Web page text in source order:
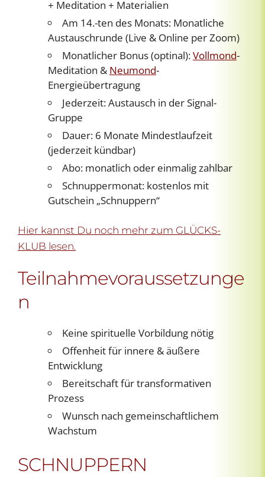
+ Meditation + Materialien
Am 14.-ten des Monats: Monatliche
Austauschrunde (Live & Online per Zoom)
Monatlicher Bonus (optinal):Vollmond-
Meditation & Neumond-
Energieübertragung
Jederzeit: Austausch in der Signal-
Gruppe
Dauer: 6 Monate Mindestlaufzeit
(jederzeit kündbar)
Abo: monatlich oder einmalig zahlbar
Schnuppermonat: kostenlos mit
Gutschein „Schnuppern“
Hier kannst Du noch mehr zum GLÜCKS-
KLUB lesen.
Teilnahmevoraussetzunge
n
Keine spirituelle Vorbildung nötig
Offenheit für innere & äußere
Entwicklung
Bereitschaft für transformativen
Prozess
Wunsch nach gemeinschaftlichem
Wachstum
SCHNUPPERN